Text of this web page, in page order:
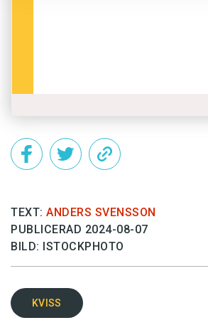
TEXT: ANDERS SVENSSON
PUBLICERAD 2024-08-07
BILD: ISTOCKPHOTO
KVISS